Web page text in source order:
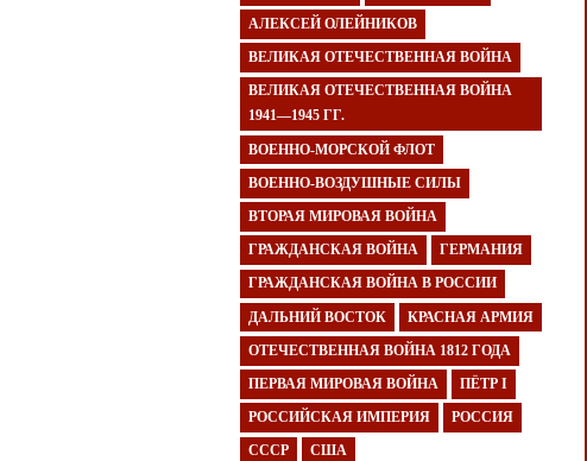
АЛЕКСЕЙ ОЛЕЙНИКОВ
ВЕЛИКАЯ ОТЕЧЕСТВЕННАЯ ВОЙНА
ВЕЛИКАЯ ОТЕЧЕСТВЕННАЯ ВОЙНА
1941—1945 ГГ.
ВОЕННО-МОРСКОЙ ФЛОТ
ВОЕННО-ВОЗДУШНЫЕ СИЛЫ
ВТОРАЯ МИРОВАЯ ВОЙНА
ГРАЖДАНСКАЯ ВОЙНА ГЕРМАНИЯ
ГРАЖДАНСКАЯ ВОЙНА В РОССИИ
ДАЛЬНИЙ ВОСТОК КРАСНАЯ АРМИЯ
ОТЕЧЕСТВЕННАЯ ВОЙНА 1812 ГОДА
ПЕРВАЯ МИРОВАЯ ВОЙНА ПЁТР I
РОССИЙСКАЯ ИМПЕРИЯ РОССИЯ
СССР США